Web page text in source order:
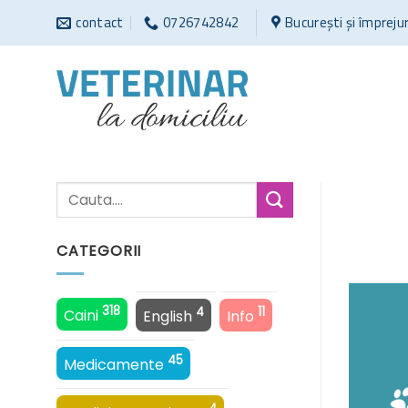
contact 0726742842 București și
CATEGORII
Caini 318 English 4 Info 11
Medicamente 45